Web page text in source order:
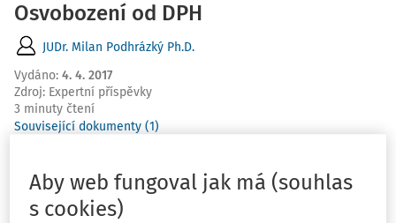
Osvobození od DPH
JUDr. Milan Podhrázký Ph.D.
Vydáno: 4. 4. 2017
Zdroj: Expertní příspěvky
3 minuty čtení
Související dokumenty (1)
11. 2016, čj.3 Afs 200/2014-79
Aby web fungoval jak má (souhlas
s cookies)